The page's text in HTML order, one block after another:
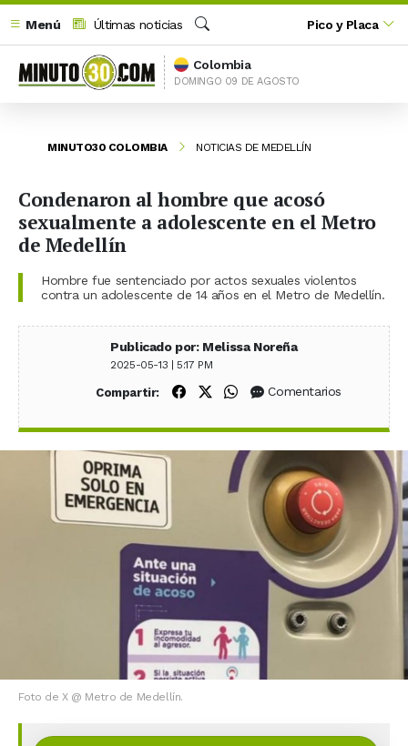
Menú
Últimas noticias
Buscar
Pico y Placa
Colombia
DOMINGO 09 DE AGOSTO
MINUTO30 COLOMBIA NOTICIAS DE MEDELLÍN
Condenaron al hombre que acosó
sexualmente a adolescente en el Metro
de Medellín
Hombre fue sentenciado por actos sexuales violentos
contra un adolescente de 14 años en el Metro de Medellín.
Publicado por: Melissa Noreña
2025-05-13 | 5:17 PM
Compartir: Compartir en Facebook
Compartir en X (Twitter)
Compartir en WhatsApp
Comentarios
Foto de X @ Metro de Medellín.